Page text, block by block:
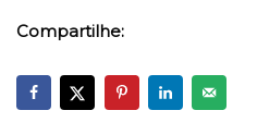
Compartilhe: